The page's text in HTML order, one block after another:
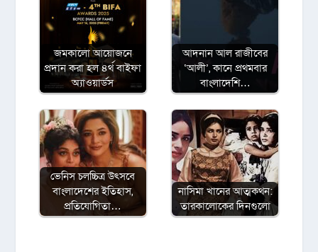
জমকালো আয়োজনে
প্রদান করা হল ৪র্থ বাইফা
অ্যাওয়ার্ডস
আদনান আল রাজীবের
‘আলী’, কানে প্রথমবার
বাংলাদেশি…
ভেনিস চলচ্চিত্র উৎসবে
বাংলাদেশের ইতিহাস,
প্রতিযোগিতা…
নাসিমা খানের আত্মকথন:
তারকালোকের দিনগুলো